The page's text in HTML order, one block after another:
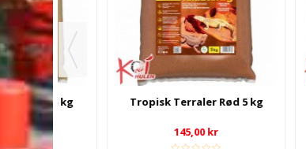
5 kg Tropisk Terraler Rød 5 kg
145,00 kr